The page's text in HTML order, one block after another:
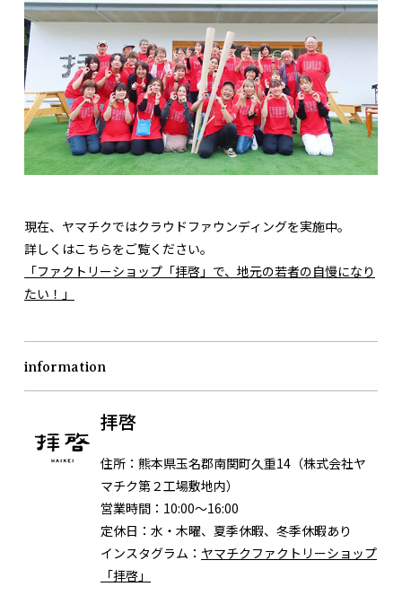
現在、ヤマチクではクラウドファウンディングを実施中。
詳しくはこちらをご覧ください。
「ファクトリーショップ「拝啓」で、地元の若者の自慢になり
たい！」
information
拝啓
住所： 熊本県玉名郡南関町久重14（株式会社ヤ
マチク第２工場敷地内）
営業時間： 10:00〜16:00
定休日： 水・木曜、夏季休暇、冬季休暇あり
インスタグラム： ヤマチクファクトリーショップ
「拝啓」